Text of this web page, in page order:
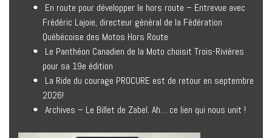
En route pour développer le hors route – Entrevue avec
Frédéric Lajoie, directeur général de la Fédération
Québécoise des Motos Hors Route
Le Panthéon Canadien de la Moto choisit Trois-Rivières
pour sa 19e édition
La Ride du courage PROCURE est de retour en septembre
2026!
Archives – Le Billet de Zabel. Ah… ce lien qui nous unit !